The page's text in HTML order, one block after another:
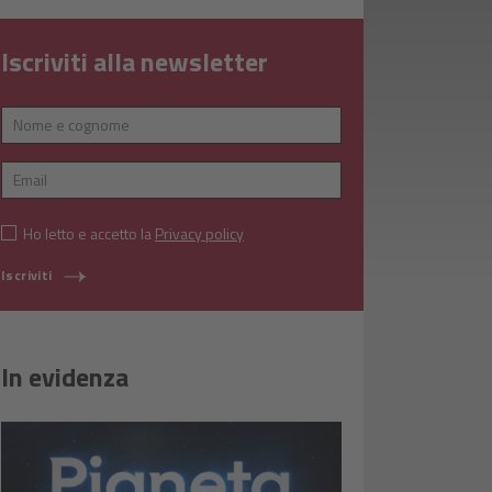
Iscriviti alla newsletter
Ho letto e accetto laPrivacy policy
Iscriviti
In evidenza